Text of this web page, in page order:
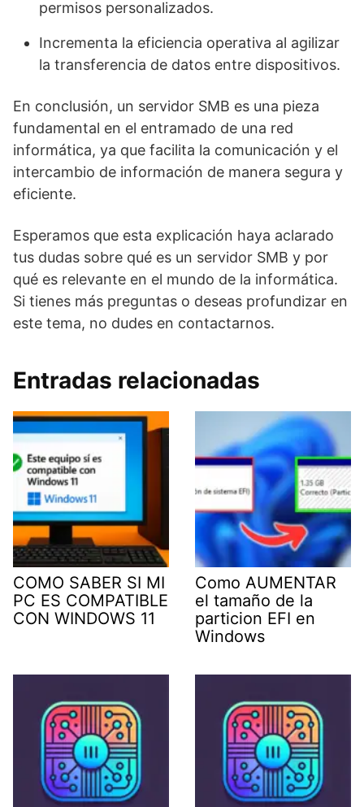
permisos personalizados.
Incrementa la eficiencia operativa al agilizar
la transferencia de datos entre dispositivos.
En conclusión, un servidor SMB es una pieza
fundamental en el entramado de una red
informática, ya que facilita la comunicación y el
intercambio de información de manera segura y
eficiente.
Esperamos que esta explicación haya aclarado
tus dudas sobre qué es un servidor SMB y por
qué es relevante en el mundo de la informática.
Si tienes más preguntas o deseas profundizar en
este tema, no dudes en contactarnos.
Entradas relacionadas
COMO SABER SI MI
PC ES COMPATIBLE
CON WINDOWS 11
Como AUMENTAR
el tamaño de la
particion EFI en
Windows